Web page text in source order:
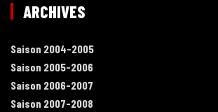
ARCHIVES
Saison 2004-2005
Saison 2005-2006
Saison 2006-2007
Saison 2007-2008